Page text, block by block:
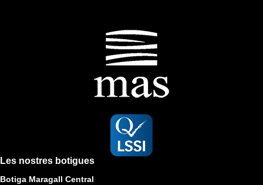
Les nostres botigues
Botiga Maragall Central